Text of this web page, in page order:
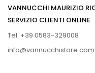
VANNUCCHI MAURIZIO
SERVIZIO CLIENTI ONLINE
Tel. +39 0583-329008
info@vannucchistore.com